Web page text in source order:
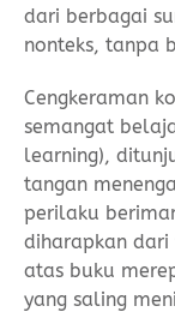
dari berbagai
nonteks, tanpa
Cengkeraman
semangat
learning),
tangan
perilaku
diharapkan dari
atas buku
yang saling